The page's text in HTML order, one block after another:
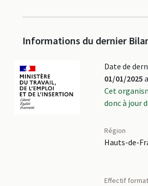
Informations du dernier
Date de
01/01/2025
Cet
donc à jour
Région
Hauts-de-
Effectif